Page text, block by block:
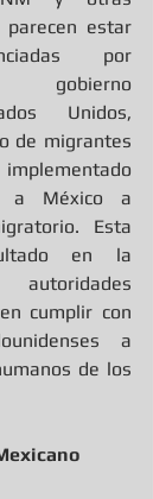
parecen estar
por
Unidos,
de migrantes
a México a
Esta
en la
cumplir con
a
de los